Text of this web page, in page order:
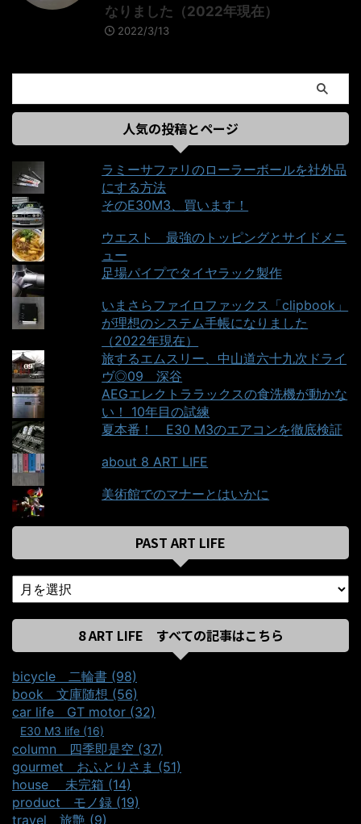
なりました（2022年現在）
2022/3/13
人気の投稿とページ
ラミーサファリのローラーボールを社外品
にする方法
そのE30M3、買います！
ウエスト＿最強のトッピングとサイドメニ
ュー
足場パイプでタイヤラック製作
いまさらファイロファックス「clipbook」
が理想のシステム手帳になりました
（2022年現在）
旅するエムスリー、中山道六十九次ドライ
ヴ◎09＿深谷
AEGエレクトララックスの食洗機が動かな
い！ 10年目の試練
夏本番！ E30 M3のエアコンを徹底検証
about 8 ART LIFE
美術館でのマナーとはいかに
PAST ART LIFE
8 ART LIFE すべての記事はこちら
bicycle＿二輪書 (98)
book＿文庫随想 (56)
car life＿GT motor (32)
E30 M3 life (16)
column＿四季即是空 (37)
gourmet＿おふとりさま (51)
house ＿未完箱 (14)
product＿モノ録 (19)
travel＿旅艶 (9)